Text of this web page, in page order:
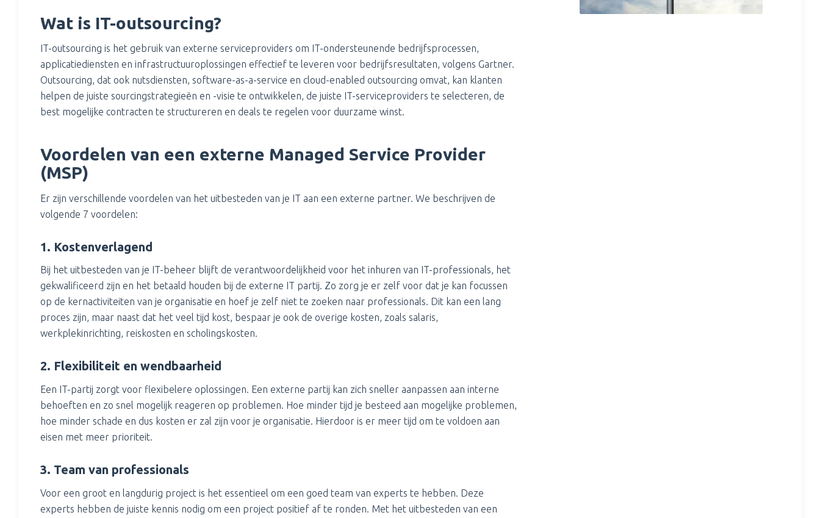
Wat is IT-outsourcing?
IT-outsourcing is het gebruik van externe serviceproviders om IT-ondersteunende bedrijfsprocessen,
applicatiediensten en infrastructuuroplossingen effectief te leveren voor bedrijfsresultaten, volgens Gartner.
Outsourcing, dat ook nutsdiensten, software-as-a-service en cloud-enabled outsourcing omvat, kan klanten
helpen de juiste sourcingstrategieën en -visie te ontwikkelen, de juiste IT-serviceproviders te selecteren, de
best mogelijke contracten te structureren en deals te regelen voor duurzame winst.
Voordelen van een externe Managed Service Provider
(MSP)
Er zijn verschillende voordelen van het uitbesteden van je IT aan een externe partner. We beschrijven de
volgende 7 voordelen:
1. Kostenverlagend
Bij het uitbesteden van je IT-beheer blijft de verantwoordelijkheid voor het inhuren van IT-professionals, het
gekwalificeerd zijn en het betaald houden bij de externe IT partij. Zo zorg je er zelf voor dat je kan focussen
op de kernactiviteiten van je organisatie en hoef je zelf niet te zoeken naar professionals. Dit kan een lang
proces zijn, maar naast dat het veel tijd kost, bespaar je ook de overige kosten, zoals salaris,
werkplekinrichting, reiskosten en scholingskosten.
2. Flexibiliteit en wendbaarheid
Een IT-partij zorgt voor flexibelere oplossingen. Een externe partij kan zich sneller aanpassen aan interne
behoeften en zo snel mogelijk reageren op problemen. Hoe minder tijd je besteed aan mogelijke problemen,
hoe minder schade en dus kosten er zal zijn voor je organisatie. Hierdoor is er meer tijd om te voldoen aan
eisen met meer prioriteit.
3. Team van professionals
Voor een groot en langdurig project is het essentieel om een goed team van experts te hebben. Deze
experts hebben de juiste kennis nodig om een project positief af te ronden. Met het uitbesteden van een